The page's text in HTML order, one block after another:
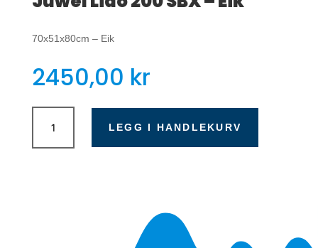
70x51x80cm – Eik
2450,00 kr
Juwel
200
LEGG I HANDLEKURV